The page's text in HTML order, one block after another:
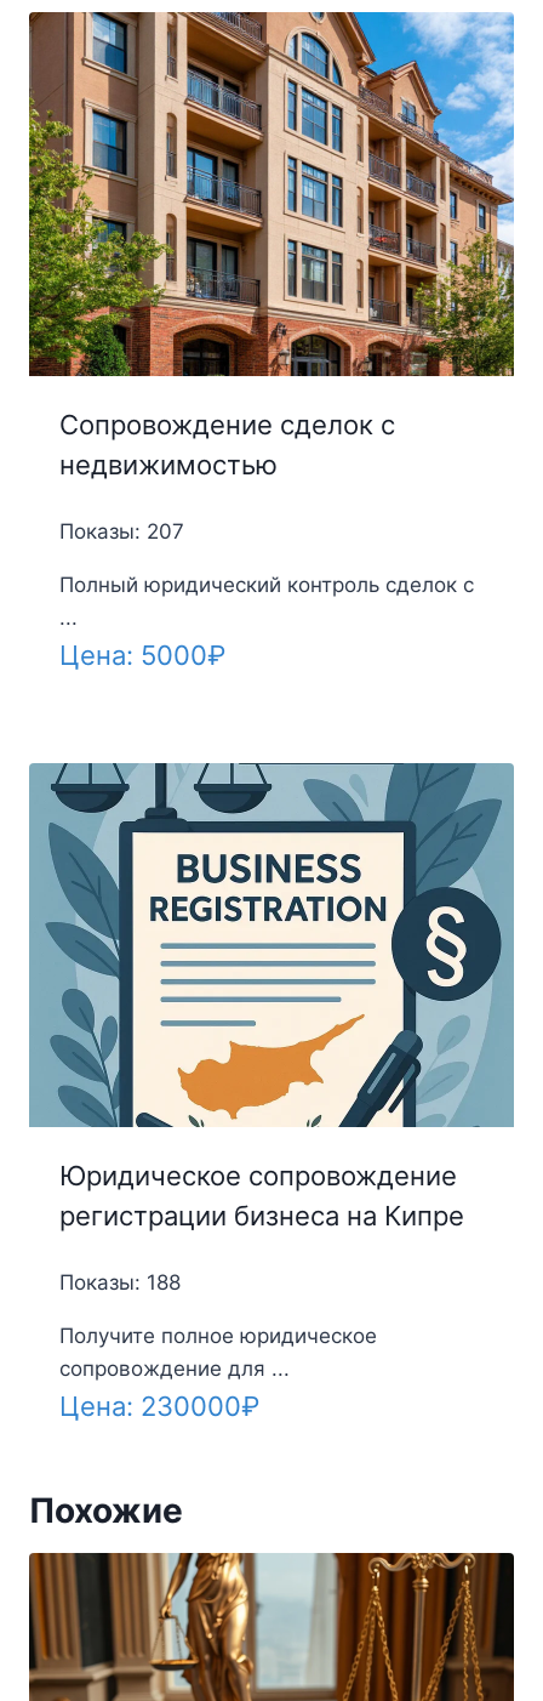
Сопровождение сделок с
недвижимостью
Показы: 207
Полный юридический контроль сделок с
...
Цена: 5000₽
Юридическое сопровождение
регистрации бизнеса на Кипре
Показы: 188
Получите полное юридическое
сопровождение для ...
Цена: 230000₽
Похожие